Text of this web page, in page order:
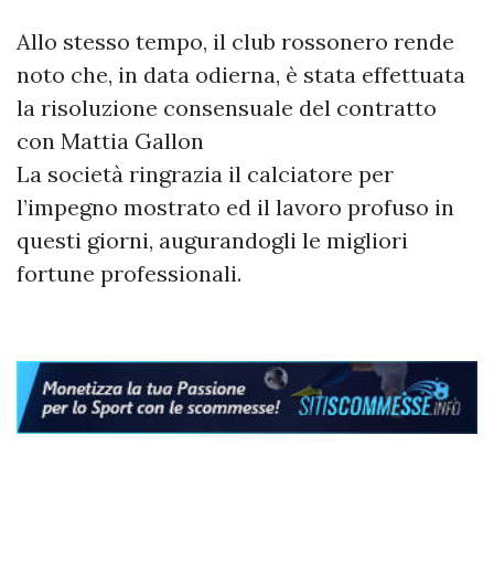
Allo stesso tempo, il club rossonero rende
noto che, in data odierna, è stata effettuata
la risoluzione consensuale del contratto
con Mattia Gallon
La società ringrazia il calciatore per
l’impegno mostrato ed il lavoro profuso in
questi giorni, augurandogli le migliori
fortune professionali.